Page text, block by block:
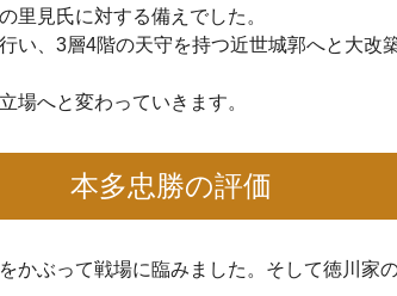
里見氏に対する備えでした。
い、3層4階の天守を持つ近世城郭へと大改
場へと変わっていきます。
本多忠勝の評価
かぶって戦場に臨みました。そして徳川家